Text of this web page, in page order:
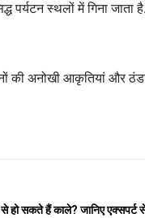
पर्यटन स्थलों में गिना जाता है.
की अनोखी आकृतियां और
हो सकते हैं काले? जानिए एक्सपर्ट